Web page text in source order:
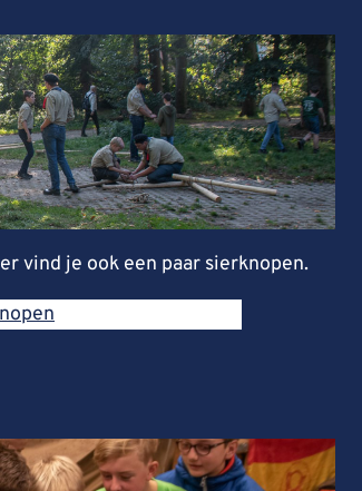
vind je ook een paar sierknopen.